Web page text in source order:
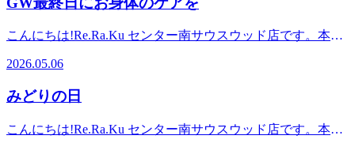
から徒歩1分!横浜市都筑区茅ケ崎中央6-1Southwood(サウスウ
ッド)3Fお気軽にご来店ください。
浜市営地下鉄ブルーライン/グリーンライン センター南駅セ
アクセスしやすい!≪場所≫センター南駅1番出口から徒歩1
気軽にご来店ください。
す!特に施術後は血流が変わっている身体が温まっているリ
ラックスしているからこそ30分以内くらいにはコップ1～2杯
ものはお水がおすすめです。珈琲やアルコールだと利尿作用
杯のお水を意識してみてくださいね☆本日も皆様のご来店を
に人気です!平日も埋まりやすい時間帯はありますが比較的
い◎少し早めに帰ったり、ご褒美スイーツ買ったりしてご自
しているので(平日)、お仕事終わりに疲れを癒したい方はぜ
ひお越しください^^本日も皆様のご来店を心よりお待ちして
も埋まりやすい時間帯はありますが比較的空きがあります!
※ご予約状況は変わることがあります。お気軽にお電話でお
問い合わせください。リラクゼーションスタジオマッサー
こんにちは!Re.Ra.Ku センター南サウスウッド店です。本日
の良い晴れの日が多かったですね♪お出かけされた方、家で
れがドッと気やすいので、お身体のケアも忘れず行ってあげ
ださい(^^)/本日も皆様のご来店を心よりお待ちしておりま
2026.05.06
みどりの日
こんにちは!Re.Ra.Ku センター南サウスウッド店です。本日